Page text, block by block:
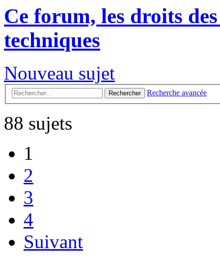
Ce forum, les droits
techniques
Nouveau sujet
Rechercher Recherche avancée
88 sujets
1
2
3
4
Suivant